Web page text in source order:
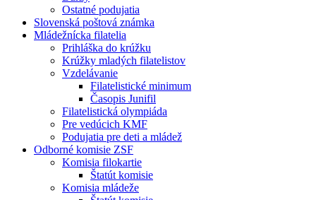
Ostatné podujatia
Slovenská poštová známka
Mládežnícka filatelia
Prihláška do krúžku
Krúžky mladých filatelistov
Vzdelávanie
Filatelistické minimum
Časopis Junifil
Filatelistická olympiáda
Pre vedúcich KMF
Podujatia pre deti a mládež
Odborné komisie ZSF
Komisia filokartie
Štatút komisie
Komisia mládeže